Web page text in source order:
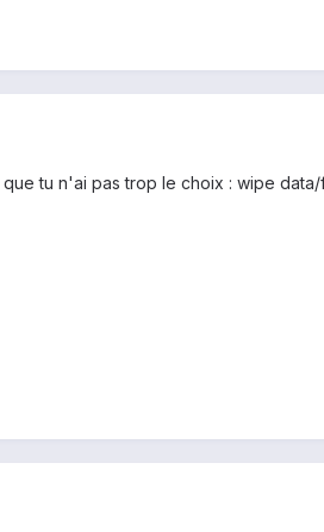
tu n'ai pas trop le choix : wipe